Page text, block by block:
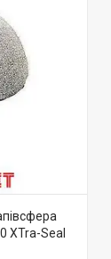
XTra-Seal